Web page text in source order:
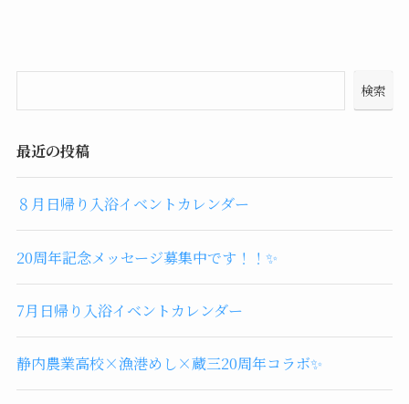
検索
最近の投稿
８月日帰り入浴イベントカレンダー
20周年記念メッセージ募集中です！！✨
7月日帰り入浴イベントカレンダー
静内農業高校×漁港めし×蔵三20周年コラボ✨